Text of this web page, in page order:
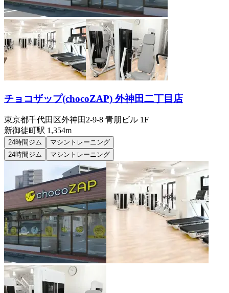
チョコザップ(chocoZAP) 外神田二丁目店
東京都千代田区外神田2-9-8 青朋ビル 1F
新御徒町駅 1,354m
24時間ジム
マシントレーニング
24時間ジム
マシントレーニング